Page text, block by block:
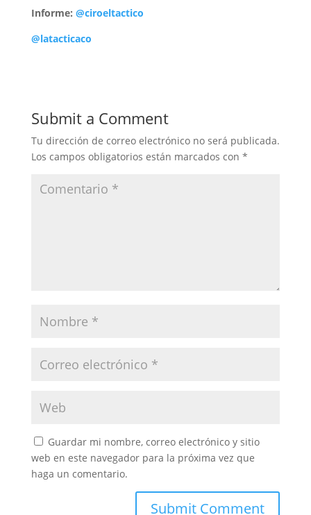
Informe: @ciroeltactico
@latacticaco
Submit a Comment
Tu dirección de correo electrónico no será publicada.
Los campos obligatorios están marcados con *
Guardar mi nombre, correo electrónico y sitio
web en este navegador para la próxima vez que
haga un comentario.